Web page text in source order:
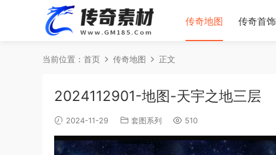
传奇地图 传奇首饰
当前位置： 首页 传奇地图 正文
2024112901-地图-天宇之地三层
2024-11-29 套图系列 510